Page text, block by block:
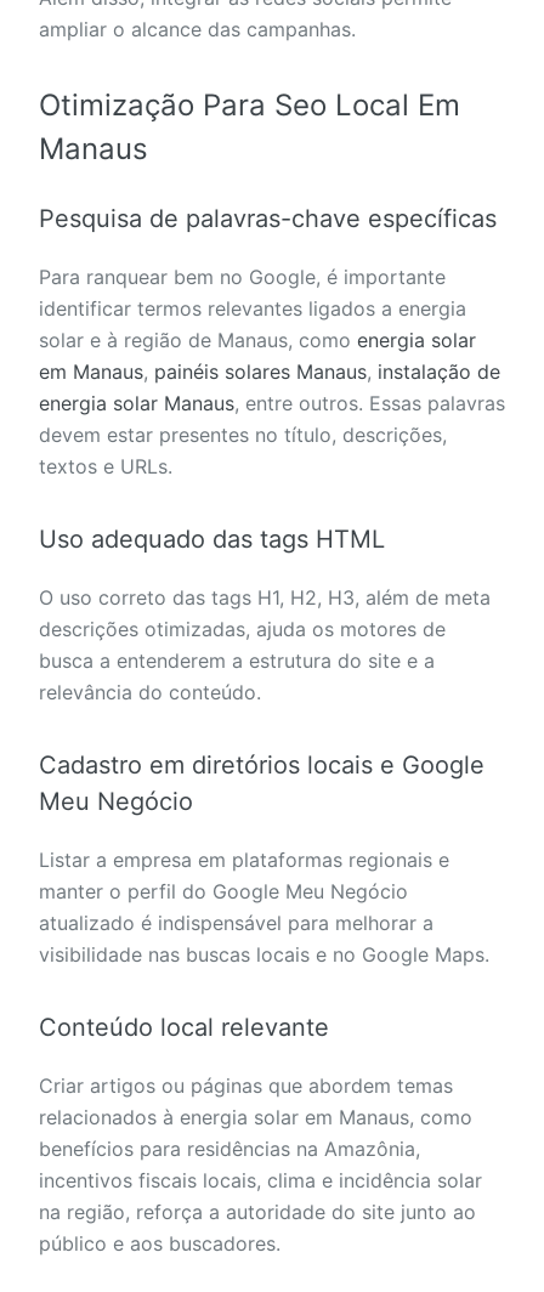
ampliar o alcance das campanhas.
Otimização Para Seo Local Em
Manaus
Pesquisa de palavras-chave específicas
Para ranquear bem no Google, é importante
identificar termos relevantes ligados a energia
solar e à região de Manaus, como energia solar
em Manaus, painéis solares Manaus, instalação de
energia solar Manaus, entre outros. Essas palavras
devem estar presentes no título, descrições,
textos e URLs.
Uso adequado das tags HTML
O uso correto das tags H1, H2, H3, além de meta
descrições otimizadas, ajuda os motores de
busca a entenderem a estrutura do site e a
relevância do conteúdo.
Cadastro em diretórios locais e Google
Meu Negócio
Listar a empresa em plataformas regionais e
manter o perfil do Google Meu Negócio
atualizado é indispensável para melhorar a
visibilidade nas buscas locais e no Google Maps.
Conteúdo local relevante
Criar artigos ou páginas que abordem temas
relacionados à energia solar em Manaus, como
benefícios para residências na Amazônia,
incentivos fiscais locais, clima e incidência solar
na região, reforça a autoridade do site junto ao
público e aos buscadores.